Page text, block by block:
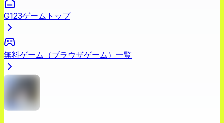
G123ゲームトップ
無料ゲーム（ブラウザゲーム）一覧